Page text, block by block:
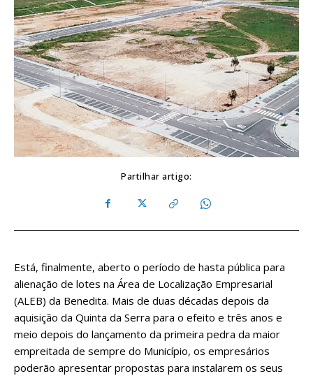
Partilhar artigo:
Está, finalmente, aberto o período de hasta pública para
alienação de lotes na Área de Localização Empresarial
(ALEB) da Benedita. Mais de duas décadas depois da
aquisição da Quinta da Serra para o efeito e três anos e
meio depois do lançamento da primeira pedra da maior
empreitada de sempre do Município, os empresários
poderão apresentar propostas para instalarem os seus